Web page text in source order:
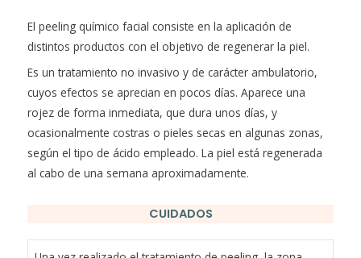
El peeling químico facial consiste en la aplicación de
distintos productos con el objetivo de regenerar la piel.
Es un tratamiento no invasivo y de carácter ambulatorio,
cuyos efectos se aprecian en pocos días. Aparece una
rojez de forma inmediata, que dura unos días, y
ocasionalmente costras o pieles secas en algunas zonas,
según el tipo de ácido empleado. La piel está regenerada
al cabo de una semana aproximadamente.
CUIDADOS